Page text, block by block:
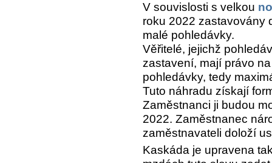
V souvislosti s velkou
roku 2022 zastavovány
malé pohledávky.
Věřitelé, jejichž
zastavení, mají právo
pohledávky, tedy
Tuto náhradu získají
Zaměstnanci ji budou
2022. Zaměstnanec
zaměstnavateli doloží
Kaskáda je upravena